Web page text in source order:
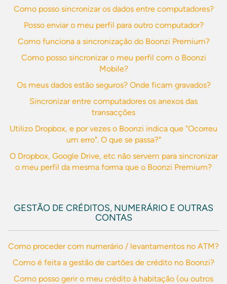
Como posso sincronizar os dados entre computadores?
Posso enviar o meu perfil para outro computador?
Como funciona a sincronização do Boonzi Premium?
Como posso sincronizar o meu perfil com o Boonzi
Mobile?
Os meus dados estão seguros? Onde ficam gravados?
Sincronizar entre computadores os anexos das
transacções
Utilizo Dropbox, e por vezes o Boonzi indica que "Ocorreu
um erro". O que se passa?"
O Dropbox, Google Drive, etc não servem para sincronizar
o meu perfil da mesma forma que o Boonzi Premium?
GESTÃO DE CRÉDITOS, NUMERÁRIO E OUTRAS
CONTAS
Como proceder com numerário / levantamentos no ATM?
Como é feita a gestão de cartões de crédito no Boonzi?
Como posso gerir o meu crédito à habitação (ou outros